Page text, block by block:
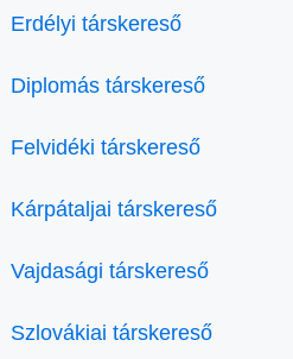
Erdélyi társkereső
Diplomás társkereső
Felvidéki társkereső
Kárpátaljai társkereső
Vajdasági társkereső
Szlovákiai társkereső